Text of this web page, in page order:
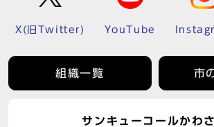
X(旧Twitter) YouTube
組織一覧 市
サンキューコールかわ